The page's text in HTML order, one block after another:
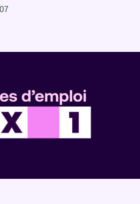
respectent mieux les zones 30